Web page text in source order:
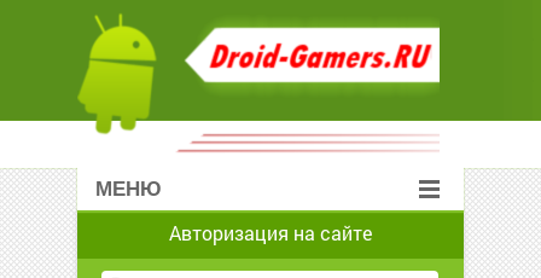
МЕНЮ
Авторизация на сайте